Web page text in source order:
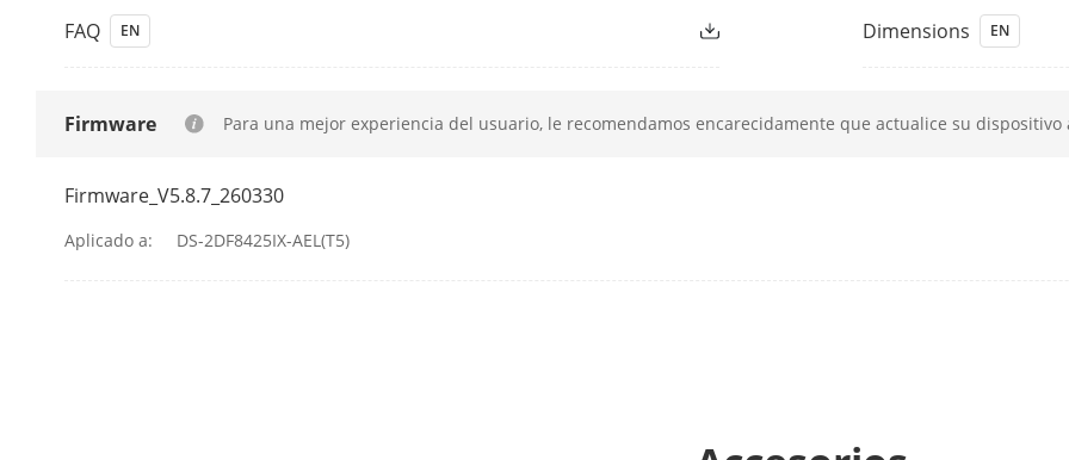
FAQ EN Dimensions EN
Firmware Para una mejor experiencia del usuario, le recomendamos encarecidamente que actualice su
Firmware_V5.8.7_260330
Aplicado a: DS-2DF8425IX-AEL(T5)